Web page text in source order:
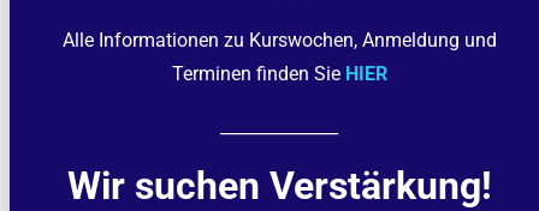
Alle Informationen zu Kurswochen, Anmeldung und
Terminen finden Sie HIER
Wir suchen Verstärkung!